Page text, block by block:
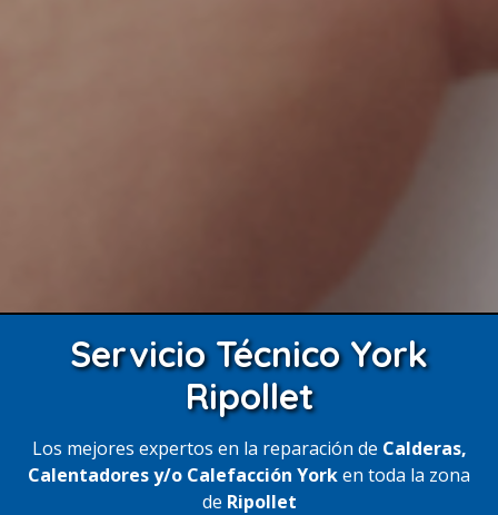
Servicio Técnico York
Ripollet
Los mejores expertos en la reparación de Calderas,
Calentadores y/o Calefacción Yorken toda la zona
de Ripollet